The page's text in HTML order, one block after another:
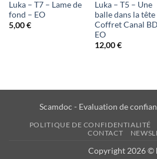
Luka – T7 – Lame de
fond – EO
5,00€
Luka – T5 – Une
balle dans la tête
Coffret Canal
EO
12,00€
Scamdoc - Evaluation de
POLITIQUE DE CONFIDENTIALITÉ
CONTACT
Copyright 2026 ©